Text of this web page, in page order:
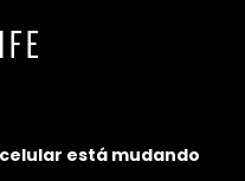
está mudando